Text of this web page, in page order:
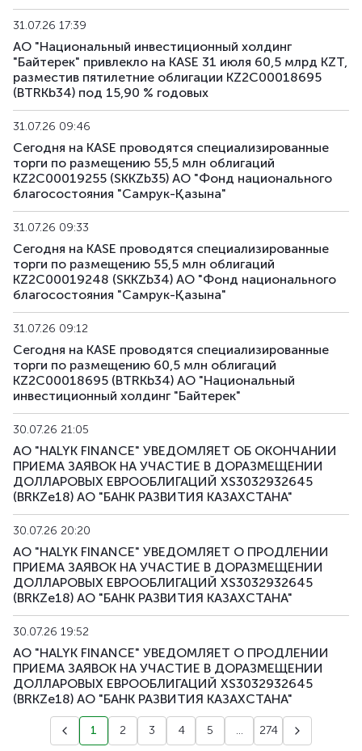
31.07.26 17:39
АО "Национальный инвестиционный холдинг
"Байтерек" привлекло на KASE 31 июля 60,5 млрд KZT,
разместив пятилетние облигации KZ2C00018695
(BTRKb34) под 15,90 % годовых
31.07.26 09:46
Сегодня на KASE проводятся специализированные
торги по размещению 55,5 млн облигаций
KZ2C00019255 (SKKZb35) АО "Фонд национального
благосостояния "Самрук-Қазына"
31.07.26 09:33
Сегодня на KASE проводятся специализированные
торги по размещению 55,5 млн облигаций
KZ2C00019248 (SKKZb34) АО "Фонд национального
благосостояния "Самрук-Қазына"
31.07.26 09:12
Сегодня на KASE проводятся специализированные
торги по размещению 60,5 млн облигаций
KZ2C00018695 (BTRKb34) АО "Национальный
инвестиционный холдинг "Байтерек"
30.07.26 21:05
АО "HALYK FINANCE" УВЕДОМЛЯЕТ ОБ ОКОНЧАНИИ
ПРИЕМА ЗАЯВОК НА УЧАСТИЕ В ДОРАЗМЕЩЕНИИ
ДОЛЛАРОВЫХ ЕВРООБЛИГАЦИЙ XS3032932645
(BRKZe18) АО "БАНК РАЗВИТИЯ КАЗАХСТАНА"
30.07.26 20:20
АО "HALYK FINANCE" УВЕДОМЛЯЕТ О ПРОДЛЕНИИ
ПРИЕМА ЗАЯВОК НА УЧАСТИЕ В ДОРАЗМЕЩЕНИИ
ДОЛЛАРОВЫХ ЕВРООБЛИГАЦИЙ XS3032932645
(BRKZe18) АО "БАНК РАЗВИТИЯ КАЗАХСТАНА"
30.07.26 19:52
АО "HALYK FINANCE" УВЕДОМЛЯЕТ О ПРОДЛЕНИИ
ПРИЕМА ЗАЯВОК НА УЧАСТИЕ В ДОРАЗМЕЩЕНИИ
ДОЛЛАРОВЫХ ЕВРООБЛИГАЦИЙ XS3032932645
(BRKZe18) АО "БАНК РАЗВИТИЯ КАЗАХСТАНА"
1 2 3 4 5 ... 274